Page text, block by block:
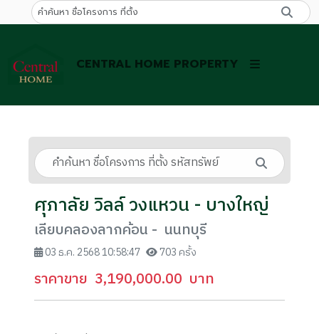
CENTRAL HOME PROPERTY
ศุภาลัย วิลล์ วงแหวน - บางใหญ่
เลียบคลองลากค้อน - นนทบุรี
03 ธ.ค. 2568 10:58:47 703 ครั้ง
ราคาขาย 3,190,000.00 บาท